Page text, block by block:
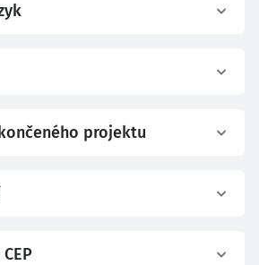
projektu